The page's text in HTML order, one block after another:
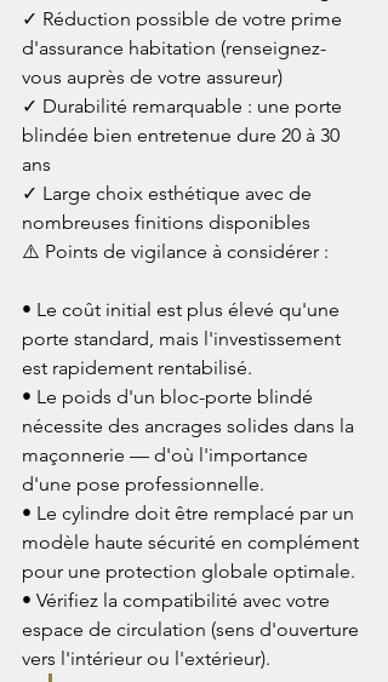
✓ Réduction possible de votre prime
d'assurance habitation (renseignez-
vous auprès de votre assureur)
✓ Durabilité remarquable : une porte
blindée bien entretenue dure 20 à 30
ans
✓ Large choix esthétique avec de
nombreuses finitions disponibles
⚠️ Points de vigilance à considérer :
• Le coût initial est plus élevé qu'une
porte standard, mais l'investissement
est rapidement rentabilisé.
• Le poids d'un bloc-porte blindé
nécessite des ancrages solides dans la
maçonnerie — d'où l'importance
d'une pose professionnelle.
• Le cylindre doit être remplacé par un
modèle haute sécurité en complément
pour une protection globale optimale.
• Vérifiez la compatibilité avec votre
espace de circulation (sens d'ouverture
vers l'intérieur ou l'extérieur).